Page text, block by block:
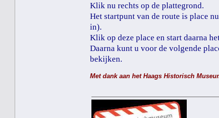
Klik nu rechts op de plattegrond.
Het startpunt van de route is place
in).
Klik op deze place en start daarna
Daarna kunt u voor de volgende
bekijken.
Met dank aan het Haags Historisch